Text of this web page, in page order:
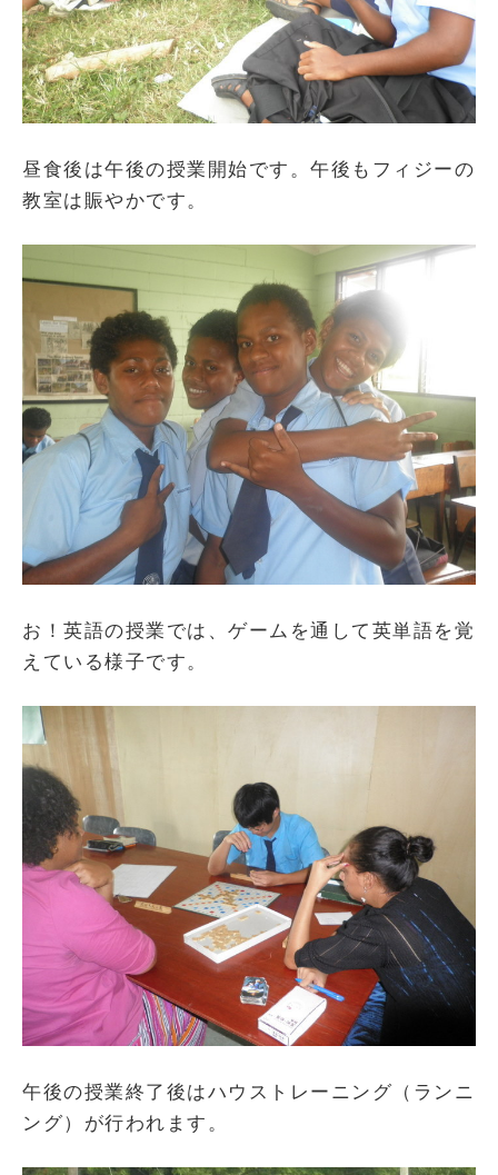
昼食後は午後の授業開始です。午後もフィジーの
教室は賑やかです。
お！英語の授業では、ゲームを通して英単語を覚
えている様子です。
午後の授業終了後はハウストレーニング（ランニ
ング）が行われます。